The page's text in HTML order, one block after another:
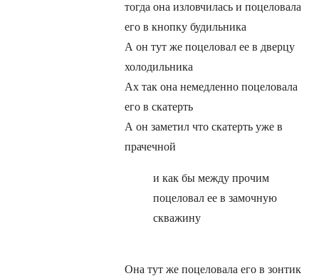
тогда она изловчилась и поцеловала
его в кнопку будильника
А он тут же поцеловал ее в дверцу
холодильника
Ах так она немедленно поцеловала
его в скатерть
А он заметил что скатерть уже в
прачечной
и как бы между прочим
поцеловал ее в замочную
скважину
Она тут же поцеловала его в зонтик